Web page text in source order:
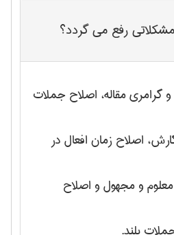
رفع می گردد؟
گرامری مقاله، اصلاح جملات
اصلاح زمان افعال در
و مجهول و اصلاح